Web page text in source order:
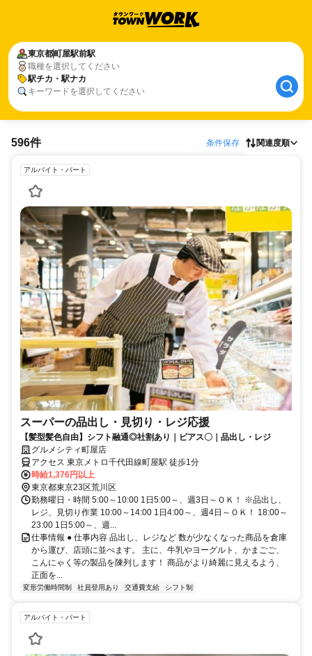
東京都町屋駅前駅
職種を選択してください
駅チカ・駅ナカ
キーワードを選択してください
596件 条件保存 関連度順
アルバイト・パート
スーパーの品出し・見切り・レジ応援
【髪型髪色自由】シフト融通◎社割あり｜ピアス〇｜品出し・レジ
グルメシティ町屋店
アクセス 東京メトロ千代田線町屋駅 徒歩1分
時給1,376円以上
東京都東京23区荒川区
勤務曜日・時間 5:00～10:00 1日5:00～、週3日～ＯＫ！ ※品出し、
レジ、見切り作業 10:00～14:00 1日4:00～、週4日～ＯＫ！ 18:00～
23:00 1日5:00～、週...
仕事情報 ● 仕事内容 品出し、レジなど 数が少なくなった商品を倉庫
から運び、店頭に並べます。 主に、牛乳やヨーグルト、かまごご、
こんにゃく等の製品を陳列します！ 商品がより綺麗に見えるよう、
正面を...
変形労働時間制 社員登用あり 交通費支給 シフト制
アルバイト・パート